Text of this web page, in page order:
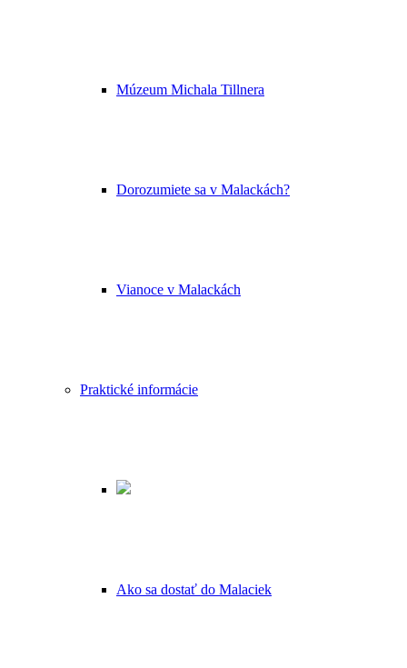
Múzeum Michala Tillnera
Dorozumiete sa v Malackách?
Vianoce v Malackách
Praktické informácie
Ako sa dostať do Malaciek